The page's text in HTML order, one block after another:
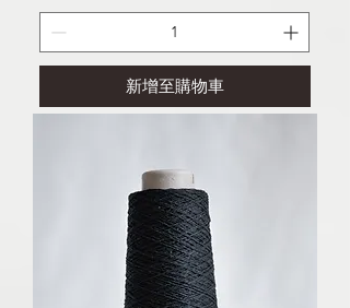
新增至購物車